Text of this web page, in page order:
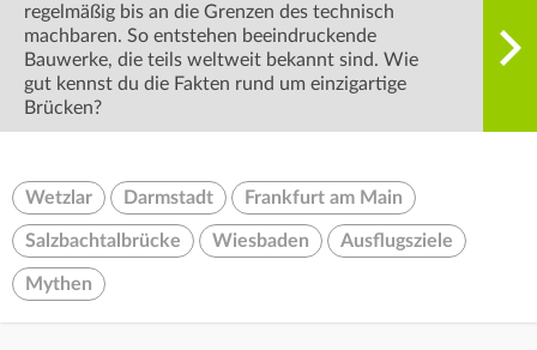
regelmäßig bis an die Grenzen des technisch
machbaren. So entstehen beeindruckende
Bauwerke, die teils weltweit bekannt sind. Wie
gut kennst du die Fakten rund um einzigartige
Brücken?
Wetzlar Darmstadt Frankfurt am Main
Salzbachtalbrücke Wiesbaden Ausflugsziele
Mythen